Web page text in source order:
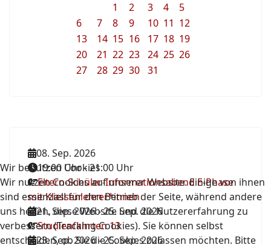
1
2 3 4
5
6
7 8 9 10 11 12
13
14 15 16 17 18 19
20
21 22 23 24 25 26
27
28 29 30 31
08. Sep. 2026
19:00 Uhr-21:00 Uhr
Eltern-Schüler-Informationsabend E-Phase
mit Klassenlehrer*innen
21. Sep. 2026-25. Sep. 2026
Studienfahrten 13
23. Sep. 2026-25. Sep. 2026
Wir benutzen Cookies
Wir nutzen Cookies auf unserer Website. Einige von ihnen
sind essenziell für den Betrieb der Seite, während andere
uns helfen, diese Website und die Nutzererfahrung zu
verbessern (Tracking Cookies). Sie können selbst
entscheiden, ob Sie die Cookies zulassen möchten. Bitte